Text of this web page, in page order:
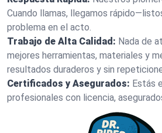
Cuando llamas, llegamos
problema en el acto.
Trabajo de Alta Calidad: Nada de
mejores herramientas, materiales y
resultados duraderos y sin
Certificados y Asegurados: Estás
profesionales con licencia,